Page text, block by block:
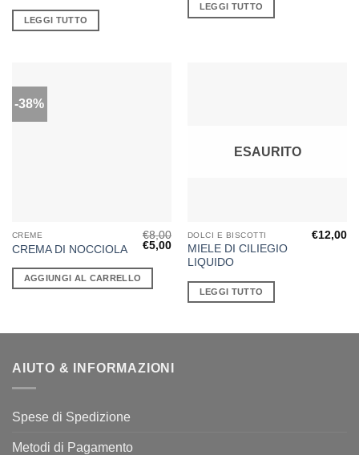
LEGGI TUTTO
LEGGI TUTTO
-38%
CREME
CREMA DI NOCCIOLA
€8,00
Il
prezzo
originale
€8,00.
€5,00Il
prezzo
attuale
€5,00.
AGGIUNGI AL CARRELLO
ESAURITO
DOLCI E BISCOTTI
MIELE DI CILIEGIO
LIQUIDO
€12,00
LEGGI TUTTO
AIUTO & INFORMAZIONI
Spese di Spedizione
Metodi di Pagamento